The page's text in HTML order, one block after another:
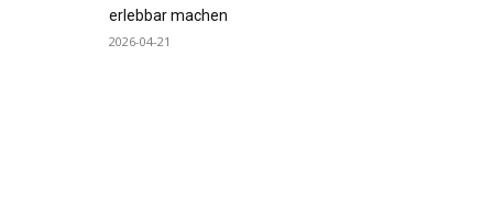
erlebbar machen
2026-04-21